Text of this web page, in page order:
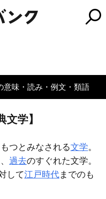
意味・読み・例文・類語
学】
つとみなされる文学。
過去のすぐれた文学。
して江戸時代までのも